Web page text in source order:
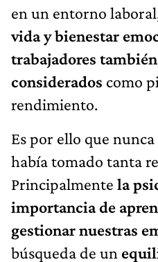
en un entorno
vida y bienestar
trabajadores
considerados como
rendimiento.
Es por ello que
había tomado tanta
Principalmente la
importancia de
gestionar nuestras
búsqueda de un